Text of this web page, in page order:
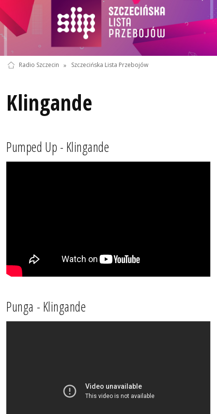
Radio Szczecin » Szczecińska Lista Przebojów
Klingande
Pumped Up - Klingande
Punga - Klingande